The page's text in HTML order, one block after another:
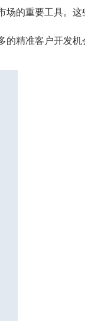
的重要工具。
精准客户开发